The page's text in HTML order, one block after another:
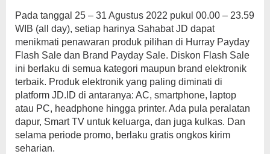
Pada tanggal 25 – 31 Agustus 2022 pukul 00.00 – 23.59
WIB (all day), setiap harinya Sahabat JD dapat
menikmati penawaran produk pilihan di Hurray Payday
Flash Sale dan Brand Payday Sale. Diskon Flash Sale
ini berlaku di semua kategori maupun brand elektronik
terbaik. Produk elektronik yang paling diminati di
platform JD.ID di antaranya: AC, smartphone, laptop
atau PC, headphone hingga printer. Ada pula peralatan
dapur, Smart TV untuk keluarga, dan juga kulkas. Dan
selama periode promo, berlaku gratis ongkos kirim
seharian.